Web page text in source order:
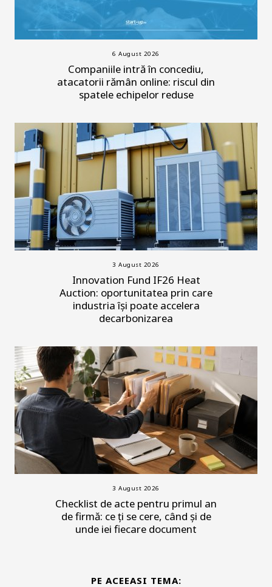
6 August 2026
Companiile intră în concediu,
atacatorii rămân online: riscul din
spatele echipelor reduse
3 August 2026
Innovation Fund IF26 Heat
Auction: oportunitatea prin care
industria își poate accelera
decarbonizarea
3 August 2026
Checklist de acte pentru primul an
de firmă: ce ți se cere, când și de
unde iei fiecare document
PE ACEEASI TEMA: